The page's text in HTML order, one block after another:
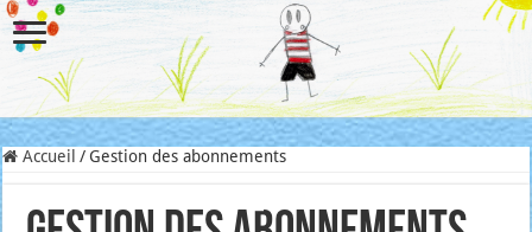
Accueil / Gestion des abonnements